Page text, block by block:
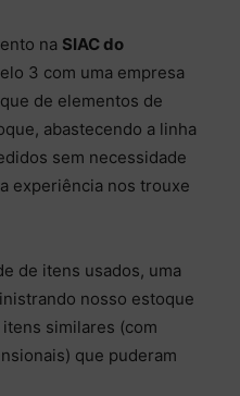
na SIAC do
3 com uma empresa
de elementos de
abastecendo a linha
sem necessidade
experiência nos trouxe
de itens usados, uma
nosso estoque
similares (com
que puderam